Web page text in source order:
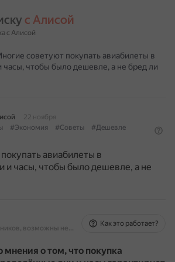
с Алисой
с Алисой
советуют покупать авиабилеты в
чтобы было дешевле, а не бред ли
22 ноября
#Экономия #Советы
#Дешевле
авиабилеты в
и часы, чтобы было дешевле, а не
На основе источников, возможны неточности
Как это работает?
мнения о том, что покупка